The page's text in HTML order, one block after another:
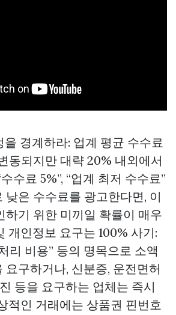
을 경계하라: 업계 평균 수수료
동되지만 대략 20% 내외에서
수료 5%”, “업계 최저 수수료”
낮은 수수료를 광고한다면, 이
하기 위한 미끼일 확률이 매우
개인정보 요구는 100% 사기:
리 비용” 등의 명목으로 소액
요구하거나, 신분증, 운전면허
등을 요구하는 업체는 즉시
적인 거래에는 상품권 핀번호